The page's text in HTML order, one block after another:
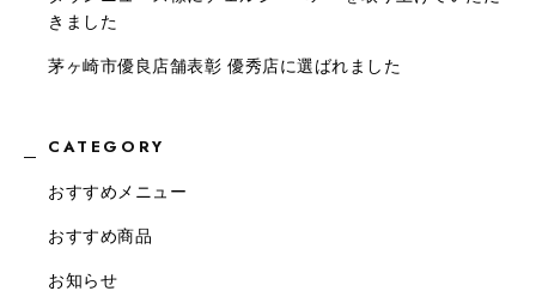
きました
茅ヶ崎市優良店舗表彰 優秀店に選ばれました
CATEGORY
おすすめメニュー
おすすめ商品
お知らせ